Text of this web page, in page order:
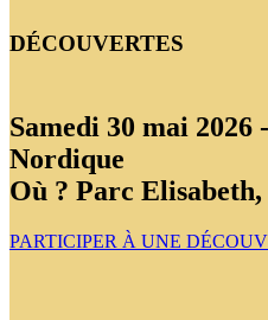
DÉCOUVERTES
Samedi 30 mai
Nordique
Où ? Parc
PARTICIPER À UNE